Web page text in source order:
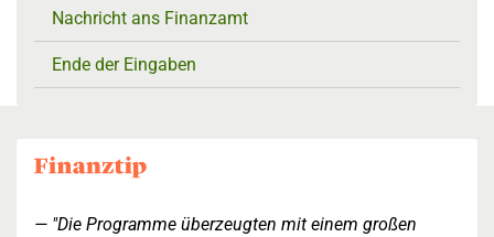
Nachricht ans Finanzamt
Ende der Eingaben
"Die Programme überzeugten mit einem großen